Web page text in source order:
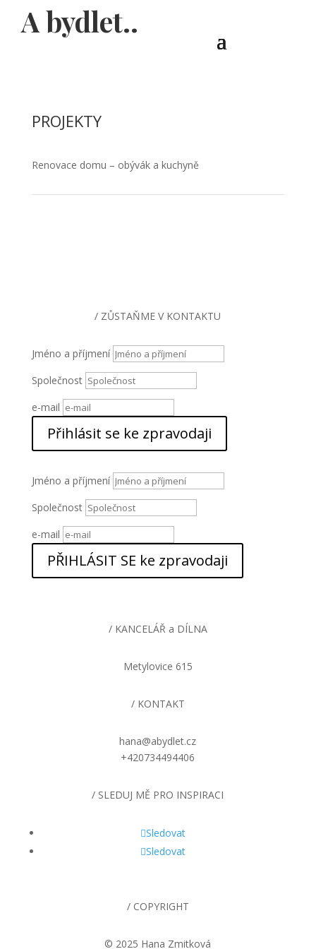
A bydlet..
PROJEKTY
Renovace domu – obývák a kuchyně
/ ZŮSTAŇME V KONTAKTU
Jméno a příjmení
Společnost
e-mail
Přihlásit se ke zpravodaji
Jméno a příjmení
Společnost
e-mail
PŘIHLÁSIT SE ke zpravodaji
/ KANCELÁŘ a DÍLNA
Metylovice 615
/ KONTAKT
hana@abydlet.cz
+420734494406
/ SLEDUJ MĚ PRO INSPIRACI
Sledovat
Sledovat
/ COPYRIGHT
© 2025 Hana Zmitková